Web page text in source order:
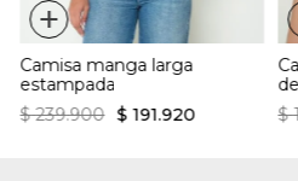
+
Camisa manga larga
estampada
$ 239.900 $ 191.920
$